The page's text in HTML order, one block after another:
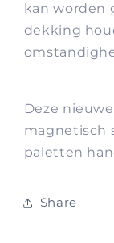
kan worden
dekking
Deze
magnetisch
paletten
Share